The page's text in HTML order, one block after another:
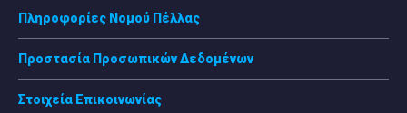
Πληροφορίες Νομού Πέλλας
Προστασία Προσωπικών Δεδομένων
Στοιχεία Επικοινωνίας